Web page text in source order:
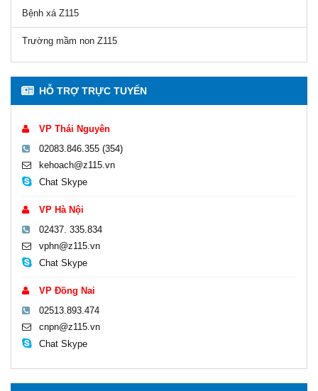
Bệnh xá Z115
Trường mầm non Z115
HỖ TRỢ TRỰC TUYẾN
VP Thái Nguyên
02083.846.355 (354)
kehoach@z115.vn
Chat Skype
VP Hà Nội
02437. 335.834
vphn@z115.vn
Chat Skype
VP Đồng Nai
02513.893.474
cnpn@z115.vn
Chat Skype